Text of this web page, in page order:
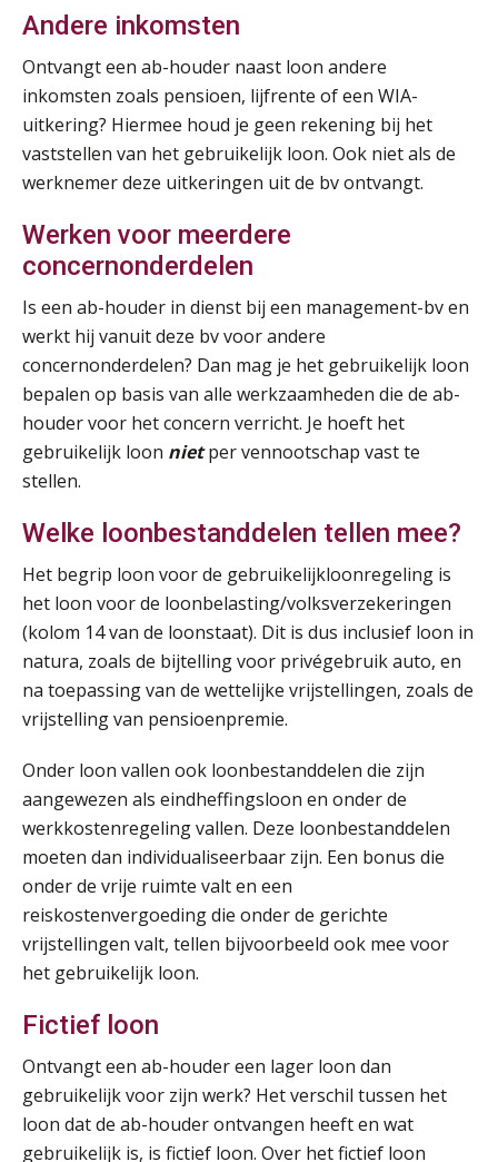
Andere inkomsten
Ontvangt een ab-houder naast loon andere
inkomsten zoals pensioen, lijfrente of een WIA-
uitkering? Hiermee houd je geen rekening bij het
vaststellen van het gebruikelijk loon. Ook niet als de
werknemer deze uitkeringen uit de bv ontvangt.
Werken voor meerdere
concernonderdelen
Is een ab-houder in dienst bij een management-bv en
werkt hij vanuit deze bv voor andere
concernonderdelen? Dan mag je het gebruikelijk loon
bepalen op basis van alle werkzaamheden die de ab-
houder voor het concern verricht. Je hoeft het
gebruikelijk loon nietper vennootschap vast te
stellen.
Welke loonbestanddelen tellen mee?
Het begrip loon voor de gebruikelijkloonregeling is
het loon voor de loonbelasting/volksverzekeringen
(kolom 14 van de loonstaat). Dit is dus inclusief loon in
natura, zoals de bijtelling voor privégebruik auto, en
na toepassing van de wettelijke vrijstellingen, zoals de
vrijstelling van pensioenpremie.
Onder loon vallen ook loonbestanddelen die zijn
aangewezen als eindheffingsloon en onder de
werkkostenregeling vallen. Deze loonbestanddelen
moeten dan individualiseerbaar zijn. Een bonus die
onder de vrije ruimte valt en een
reiskostenvergoeding die onder de gerichte
vrijstellingen valt, tellen bijvoorbeeld ook mee voor
het gebruikelijk loon.
Fictief loon
Ontvangt een ab-houder een lager loon dan
gebruikelijk voor zijn werk? Het verschil tussen het
loon dat de ab-houder ontvangen heeft en wat
gebruikelijk is, is fictief loon. Over het fictief loon
AUG
Markus Verbeek Praehep
24
AUG
Module Loonheffingen VPS
Markus Verbeek Praehep
24
MOCuitgevers
25
AUG
Summercourse: Kiezen en loslaten & een mindset die kansen ziet en vertrouwen geeft
MOCuitgevers
25
AUG
Summercourse: Een mindset die kansen ziet en vertrouwen geeft
MOCuitgevers
AUG
MOCuitgevers
25
AUG
Summercourse Werkkostenregeling
MOCuitgevers
25
AUG
Online Opleiding Praktijkdiploma Loonadministratie (PDL)
MOCuitgevers
25
MOCuitgevers
26
AUG
Opfriscursus PDL (NIRPA PE)
Markus Verbeek Praehep
26
AUG
Summercourse Impact en invloed van AI op de salarisverwerking (basis)
MOCuitgevers
27
AUG
MOCuitgevers
28
AUG
Online Vakopleiding Payroll Services (VPS)
MOCuitgevers